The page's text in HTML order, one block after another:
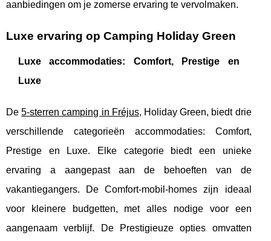
aanbiedingen om je zomerse ervaring te vervolmaken.
Luxe ervaring op Camping Holiday Green
Luxe accommodaties: Comfort, Prestige en
Luxe
De5-sterren camping in Fréjus, Holiday Green, biedt drie
verschillende categorieën accommodaties: Comfort,
Prestige en Luxe. Elke categorie biedt een unieke
ervaring a aangepast aan de behoeften van de
vakantiegangers. De Comfort-mobil-homes zijn ideaal
voor kleinere budgetten, met alles nodige voor een
aangenaam verblijf. De Prestigieuze opties omvatten